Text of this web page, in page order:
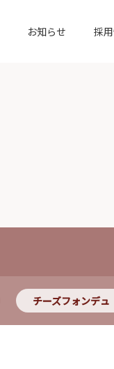
お知らせ 採
チーズフォンデュ